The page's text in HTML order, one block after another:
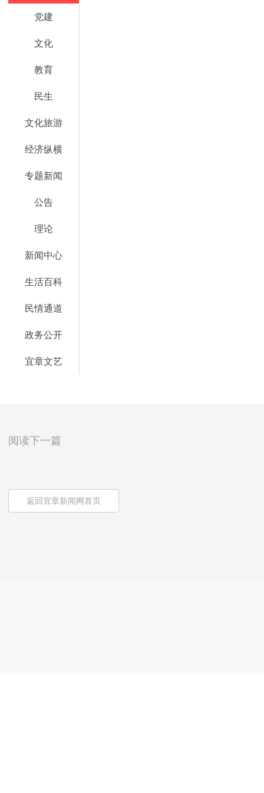
党建
文化
教育
民生
文化旅游
经济纵横
专题新闻
公告
理论
新闻中心
生活百科
民情通道
政务公开
宜章文艺
阅读下一篇
返回宜章新闻网首页